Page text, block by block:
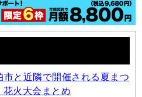
市と近隣で開催される夏まつ
花火大会まとめ